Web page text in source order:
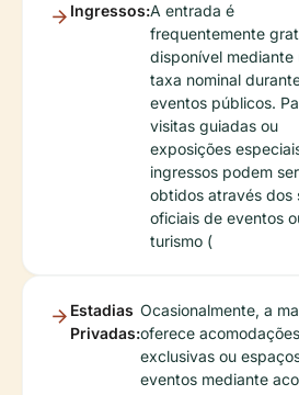
Ingressos:A entrada é
frequentemente
disponível mediante
taxa nominal
eventos públicos.
visitas guiadas ou
exposições
ingressos podem ser
obtidos através dos
oficiais de eventos
turismo (
Estadias
Privadas:
Ocasionalmente, a
oferece acomodações
exclusivas ou
eventos mediante